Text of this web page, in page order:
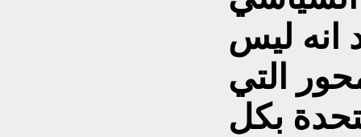
انه ليس
التي
بكل